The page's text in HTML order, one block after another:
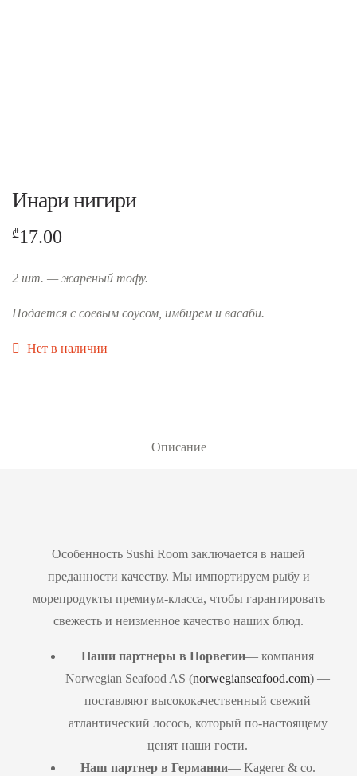
Инари нигири
₾17.00
2 шт. — жареный тофу.
Подается с соевым соусом, имбирем и васаби.
Нет в наличии
Описание
Особенность Sushi Room заключается в нашей
преданности качеству. Мы импортируем рыбу и
морепродукты премиум-класса, чтобы гарантировать
свежесть и неизменное качество наших блюд.
Наши партнеры в Норвегии— компания
Norwegian Seafood AS (norwegianseafood.com) —
поставляют высококачественный свежий
атлантический лосось, который по-настоящему
ценят наши гости.
Наш партнер в Германии— Kagerer & co.